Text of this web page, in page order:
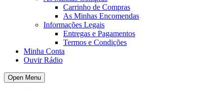
Carrinho de Compras
As Minhas Encomendas
Informações Legais
Entregas e Pagamentos
Termos e Condições
Minha Conta
Ouvir Rádio
Open Menu